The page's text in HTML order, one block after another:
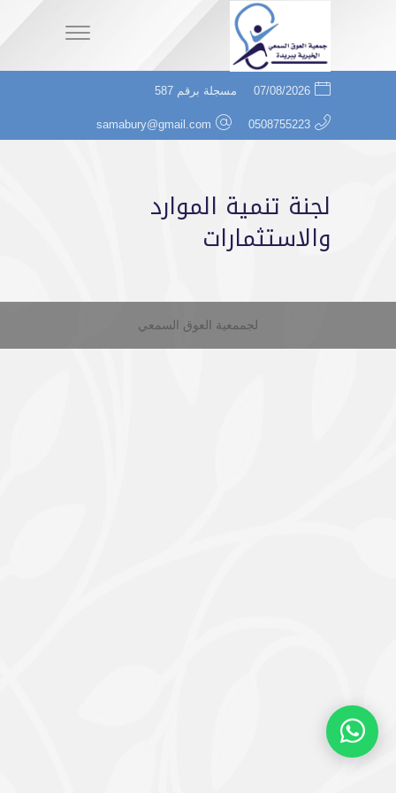
07/08/2026 مسجلة برقم 587
0508755223
samabury@gmail.com
لجنة تنمية الموارد
والاستثمارات
لجممعية العوق السمعي